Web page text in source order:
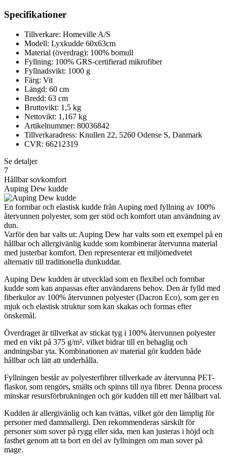
Specifikationer
Tillverkare: Homeville A/S
Modell: Lyxkudde 60x63cm
Material (överdrag): 100% bomull
Fyllning: 100% GRS-certifierad mikrofiber
Fyllnadsvikt: 1000 g
Färg: Vit
Längd: 60 cm
Bredd: 63 cm
Bruttovikt: 1,5 kg
Nettovikt: 1,167 kg
Artikelnummer: 80036842
Tillverkaradress: Knullen 22, 5260 Odense S, Danmark
CVR: 66212319
Se detaljer
7
Hållbar sovkomfort
Auping Dew kudde
En formbar och elastisk kudde från Auping med fyllning av 100%
återvunnen polyester, som ger stöd och komfort utan användning av
dun.
Varför den har valts ut: Auping Dew har valts som ett exempel på en
hållbar och allergivänlig kudde som kombinerar återvunna material
med justerbar komfort. Den representerar ett miljömedvetet
alternativ till traditionella dunkuddar.
Auping Dew kudden är utvecklad som en flexibel och formbar
kudde som kan anpassas efter användarens behov. Den är fylld med
fiberkulor av 100% återvunnen polyester (Dacron Eco), som ger en
mjuk och elastisk struktur som kan skakas och formas efter
önskemål.
Överdraget är tillverkat av stickat tyg i 100% återvunnen polyester
med en vikt på 375 g/m², vilket bidrar till en behaglig och
andningsbar yta. Kombinationen av material gör kudden både
hållbar och lätt att underhålla.
Fyllningen består av polyesterfibrer tillverkade av återvunna PET-
flaskor, som rengörs, smälts och spinns till nya fibrer. Denna process
minskar resursförbrukningen och gör kudden till ett mer hållbart val.
Kudden är allergivänlig och kan tvättas, vilket gör den lämplig för
personer med dammallergi. Den rekommenderas särskilt för
personer som sover på rygg eller sida, men kan justeras i höjd och
fasthet genom att ta bort en del av fyllningen om man sover på
mage.